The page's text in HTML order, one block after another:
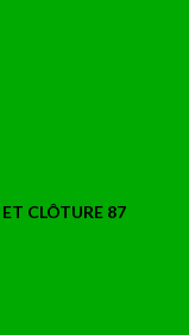
CLÔTURE 87